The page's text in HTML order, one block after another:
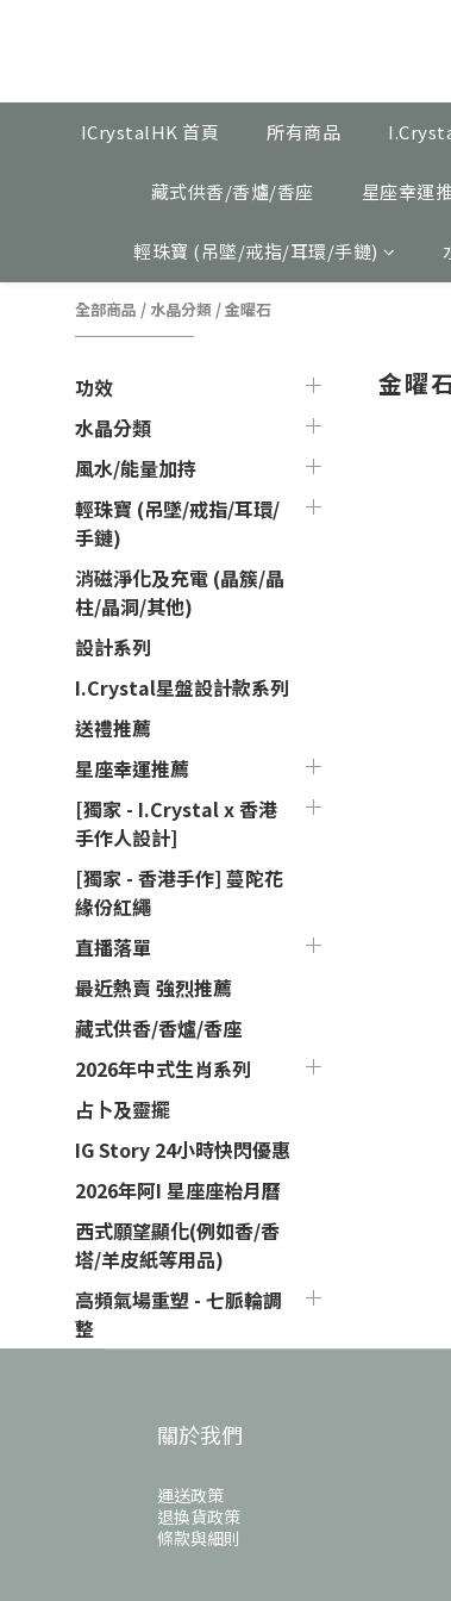
ICrystalHK 首頁 所有商品
藏式供香/香爐/香座 星座幸運
輕珠寶 (吊墜/戒指/耳環/手鏈)
全部商品 / 水晶分類 /金曜石
功效
水晶分類
風水/能量加持
輕珠寶 (吊墜/戒指/耳環/
手鏈)
消磁淨化及充電 (晶簇/晶
柱/晶洞/其他)
設計系列
I.Crystal星盤設計款系列
送禮推薦
星座幸運推薦
[獨家 - I.Crystal x 香港
手作人設計]
[獨家 - 香港手作] 蔓陀花
緣份紅繩
直播落單
最近熱賣 強烈推薦
藏式供香/香爐/香座
2026年中式生肖系列
占卜及靈擺
IG Story 24小時快閃優惠
2026年阿I 星座座枱月曆
西式願望顯化(例如香/香
塔/羊皮紙等用品)
高頻氣場重塑 - 七脈輪調
整
金曜
關於我們
運送政策
退換貨政策
條款與細則